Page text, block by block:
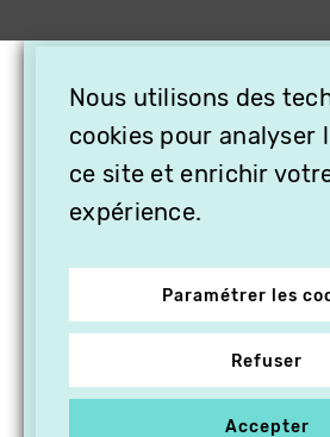
Nous utilisons des
cookies pour analyser
ce site et enrichir
expérience.
Paramétrer les
Refuser
Accepter
OFFREZ LA
CADEAU,
PROCHES À